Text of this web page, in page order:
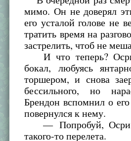
мимо. Он не доверял
его усталой голове не
тратить время на
застрелить, чтоб не
И что теперь? Осри
бокал, любуясь
торшером, и снова
бессильного, но
Брендон вспомнил о
повернулся к нему.
— Попробуй, Осри.
такого-то перелета.